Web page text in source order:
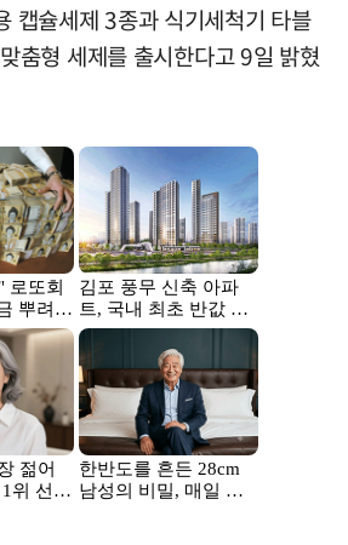
캡슐세제 3종과 식기세척기 타블
춤형 세제를 출시한다고 9일 밝혔